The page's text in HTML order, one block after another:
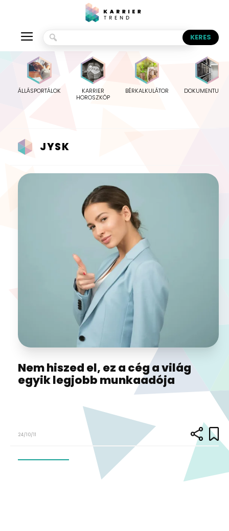
ÁLLÁSPORTÁLOK
KARRIER
HOROSZKÓP
BÉRKALKULÁTOR
JYSK
Nem hiszed el, ez a cég a világ
egyik legjobb munkaadója
24/10/11